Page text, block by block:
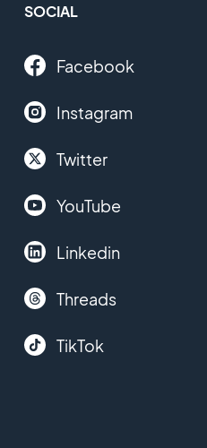
SOCIAL
Facebook
Instagram
Twitter
YouTube
Linkedin
Threads
TikTok